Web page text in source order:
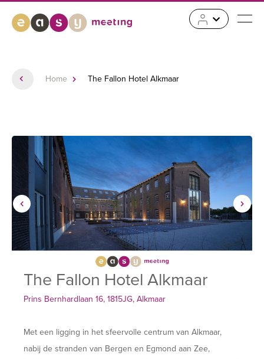
Home The Fallon Hotel Alkmaar
The Fallon Hotel Alkmaar
Prins Bernhardlaan 16, 1815JG, Alkmaar
Met een ligging in het sfeervolle centrum van Alkmaar,
nabij de stranden van Bergen en Egmond aan Zee,